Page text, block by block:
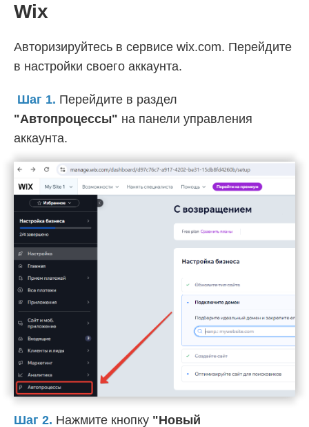
Wix
Авторизируйтесь в сервисе wix.com. Перейдите
в настройки своего аккаунта.
Шаг 1. Перейдите в раздел
"Автопроцессы" на панели управления
аккаунта.
Шаг 2. Нажмите кнопку "Новый